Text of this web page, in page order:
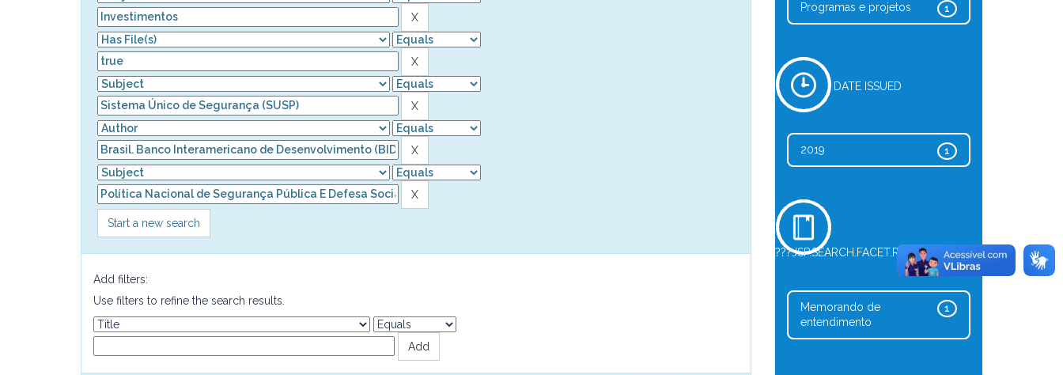
Start a new search
Add filters:
Use filters to refine the search results.
1
Programas e projetos
DATE ISSUED
1
2019
???JSP.SEARCH.FACET.REFINE.TYPE???
1
Memorando de
entendimento